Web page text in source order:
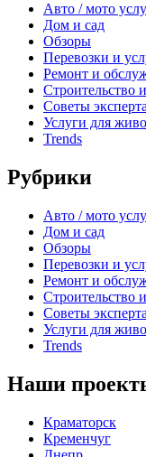
Авто / мото
Дом и сад
Обзоры
Перевозки и
Ремонт и
Строительство
Советы эксперта
Услуги для
Trends
Рубрики
Авто / мото
Дом и сад
Обзоры
Перевозки и
Ремонт и
Строительство
Советы эксперта
Услуги для
Trends
Наши
Краматорск
Кременчуг